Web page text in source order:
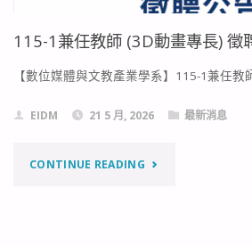
115-1兼任教師 (3D動畫專長) 徵
【數位媒體與文教產業學系】115-1兼任
EIDM 21 5 月, 2026 最新消息
CONTINUE READING"115-